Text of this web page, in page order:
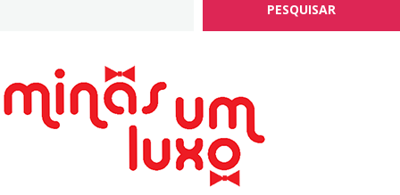
PESQUISAR